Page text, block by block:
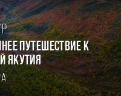
путешествие к
Якутия